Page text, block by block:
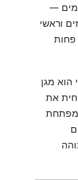
—
וראשי
הוא מגן
את
מפתחת